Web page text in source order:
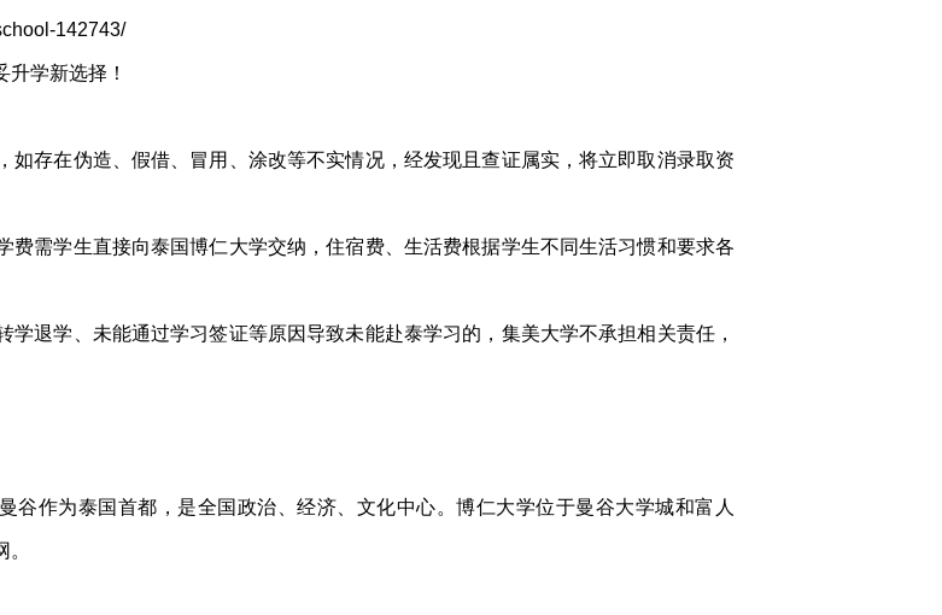
142743/
如存在伪造、假借、冒用、涂改等不实情况，经发现且查证属实，将立即取消录取资
费需学生直接向泰国博仁大学交纳，住宿费、生活费根据学生不同生活习惯和要求各
退学、未能通过学习签证等原因导致未能赴泰学习的，集美大学不承担相关责任，
谷作为泰国首都，是全国政治、经济、文化中心。博仁大学位于曼谷大学城和富人